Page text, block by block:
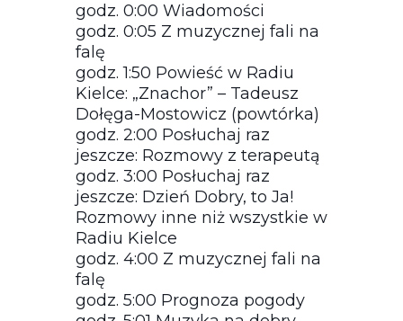
godz. 0:00 Wiadomości
godz. 0:05 Z muzycznej fali na
falę
godz. 1:50 Powieść w Radiu
Kielce: „Znachor” – Tadeusz
Dołęga-Mostowicz (powtórka)
godz. 2:00 Posłuchaj raz
jeszcze: Rozmowy z terapeutą
godz. 3:00 Posłuchaj raz
jeszcze: Dzień Dobry, to Ja!
Rozmowy inne niż wszystkie w
Radiu Kielce
godz. 4:00 Z muzycznej fali na
falę
godz. 5:00 Prognoza pogody